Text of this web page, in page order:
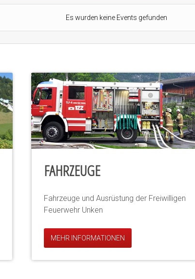
Es wurden keine Events gefunden
FAHRZEUGE
Fahrzeuge und Ausrüstung der Freiwilligen
Feuerwehr Unken
MEHR INFORMATIONEN